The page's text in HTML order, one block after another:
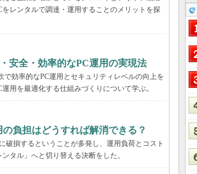
レンタルで調達・運用することのメリットを探
安全・効率的なPC運用の実現法
効率的なPC運用とセキュリティレベルの向上を
用を最適化する仕組みづくりについて学ぶ。
負担はどうすれば解消できる？
破損するということが多発し、運用負荷とコスト
タル」へと切り替える決断をした。